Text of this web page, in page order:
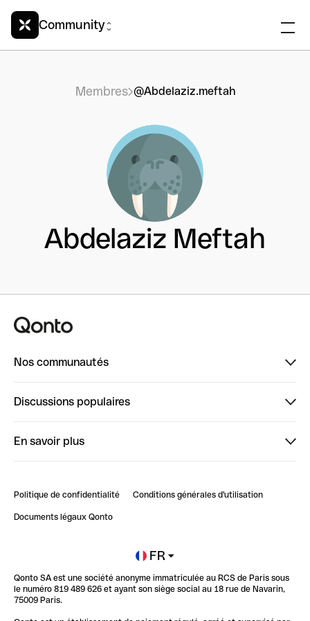
Community
Membres @Abdelaziz.meftah
Abdelaziz Meftah
Nos communautés
ClubQonto
Discussions populaires
Impact de l'IA sur les carrières/productivité
En savoir plus
Blog
Newsroom
Glossaire finance
Politique de confidentialité Conditions générales d'utilisation
Documents légaux Qonto
FR
Qonto SA est une société anonyme immatriculée au RCS de Paris sous
le numéro 819 489 626 et ayant son siège social au 18 rue de Navarin,
75009 Paris.